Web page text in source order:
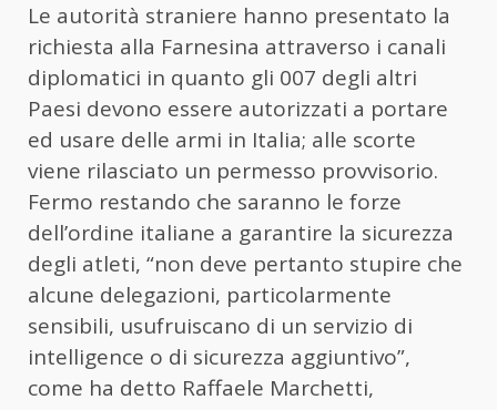
Le autorità straniere hanno presentato la
richiesta alla Farnesina attraverso i canali
diplomatici in quanto gli 007 degli altri
Paesi devono essere autorizzati a portare
ed usare delle armi in Italia; alle scorte
viene rilasciato un permesso provvisorio.
Fermo restando che saranno le forze
dell’ordine italiane a garantire la sicurezza
degli atleti, “non deve pertanto stupire che
alcune delegazioni, particolarmente
sensibili, usufruiscano di un servizio di
intelligence o di sicurezza aggiuntivo”,
come ha detto Raffaele Marchetti,